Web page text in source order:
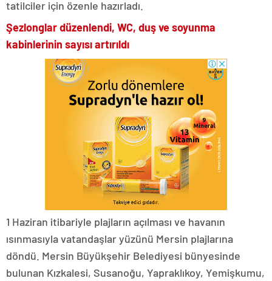
tatilciler için özenle hazırladı.
Şezlonglar düzenlendi, WC, duş ve soyunma
kabinlerinin sayısı artırıldı
1 Haziran itibariyle plajların açılması ve havanın
ısınmasıyla vatandaşlar yüzünü Mersin plajlarına
döndü. Mersin Büyükşehir Belediyesi bünyesinde
bulunan Kızkalesi, Susanoğu, Yapraklıkoy, Yemişkumu,